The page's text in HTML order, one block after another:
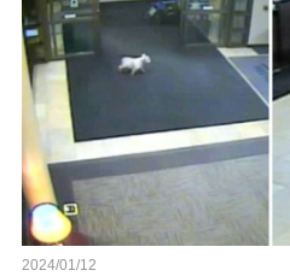
2024/01/12